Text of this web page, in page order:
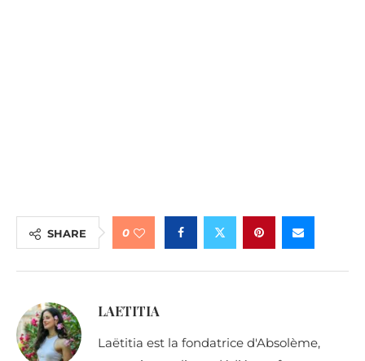
SHARE 0
LAETITIA
Laëtitia est la fondatrice d'Absolème,